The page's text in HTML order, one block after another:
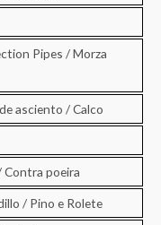
Pipes / Morza
asciento / Calco
Contra poeira
/ Pino e Rolete